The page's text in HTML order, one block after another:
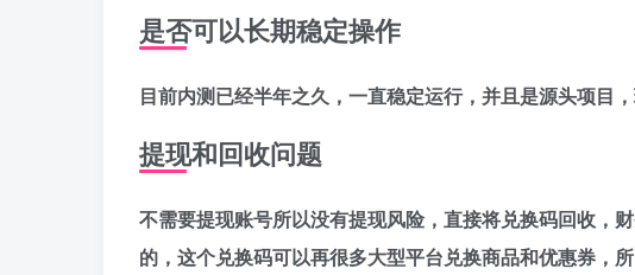
是否可以长期稳定操作
目前内测已经半年之久，一直稳定运行，并且是源头项目
提现和回收问题
不需要提现账号所以没有提现风险，直接将兑换码回收，
的，这个兑换码可以再很多大型平台兑换商品和优惠券，